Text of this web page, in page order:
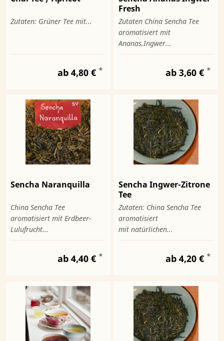
Zutaten: Grüner Tee mit...
ab 4,80 € *
Fresh
Zutaten China Sencha Tee
aromatisiert mit
Ananas,Ingwer...
ab 3,60 € *
Sencha Naranquilla
China Sencha Tee
aromatisiert mit Erdbeer-
Lulufrucht...
ab 4,40 € *
Sencha Ingwer-Zitrone
Tee
Zutaten: China Sencha Tee
aromatisiert
mit natürlichen...
ab 4,20 € *